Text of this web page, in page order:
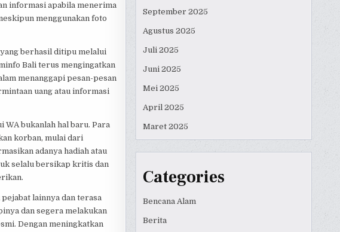
informasi apabila menerima
menggunakan foto
berhasil ditipu melalui
Bali terus mengingatkan
menanggapi pesan-pesan
uang atau informasi
bukanlah hal baru. Para
korban, mulai dari
adanya hadiah atau
selalu bersikap kritis dan
lainnya dan terasa
dan segera melakukan
Dengan meningkatkan
September 2025
Agustus 2025
Juli 2025
Juni 2025
Mei 2025
April 2025
Maret 2025
Categories
Bencana Alam
Berita